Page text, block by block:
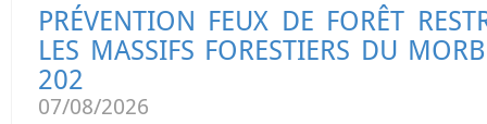
PRÉVENTION FEUX DE FORÊT
LES MASSIFS FORESTIERS DU
202
07/08/2026